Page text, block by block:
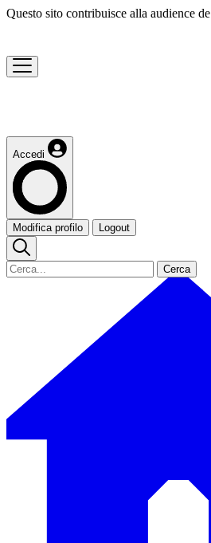
Questo sito contribuisce alla audience de
Accedi
Modifica profilo Logout
Cerca